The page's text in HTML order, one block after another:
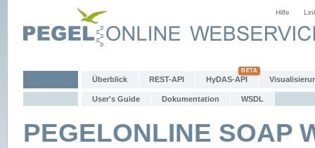
Hilfe
Überblick REST-API HyDAS-API
User's Guide Dokumentation WSDL
PEGELONLINE SOAP